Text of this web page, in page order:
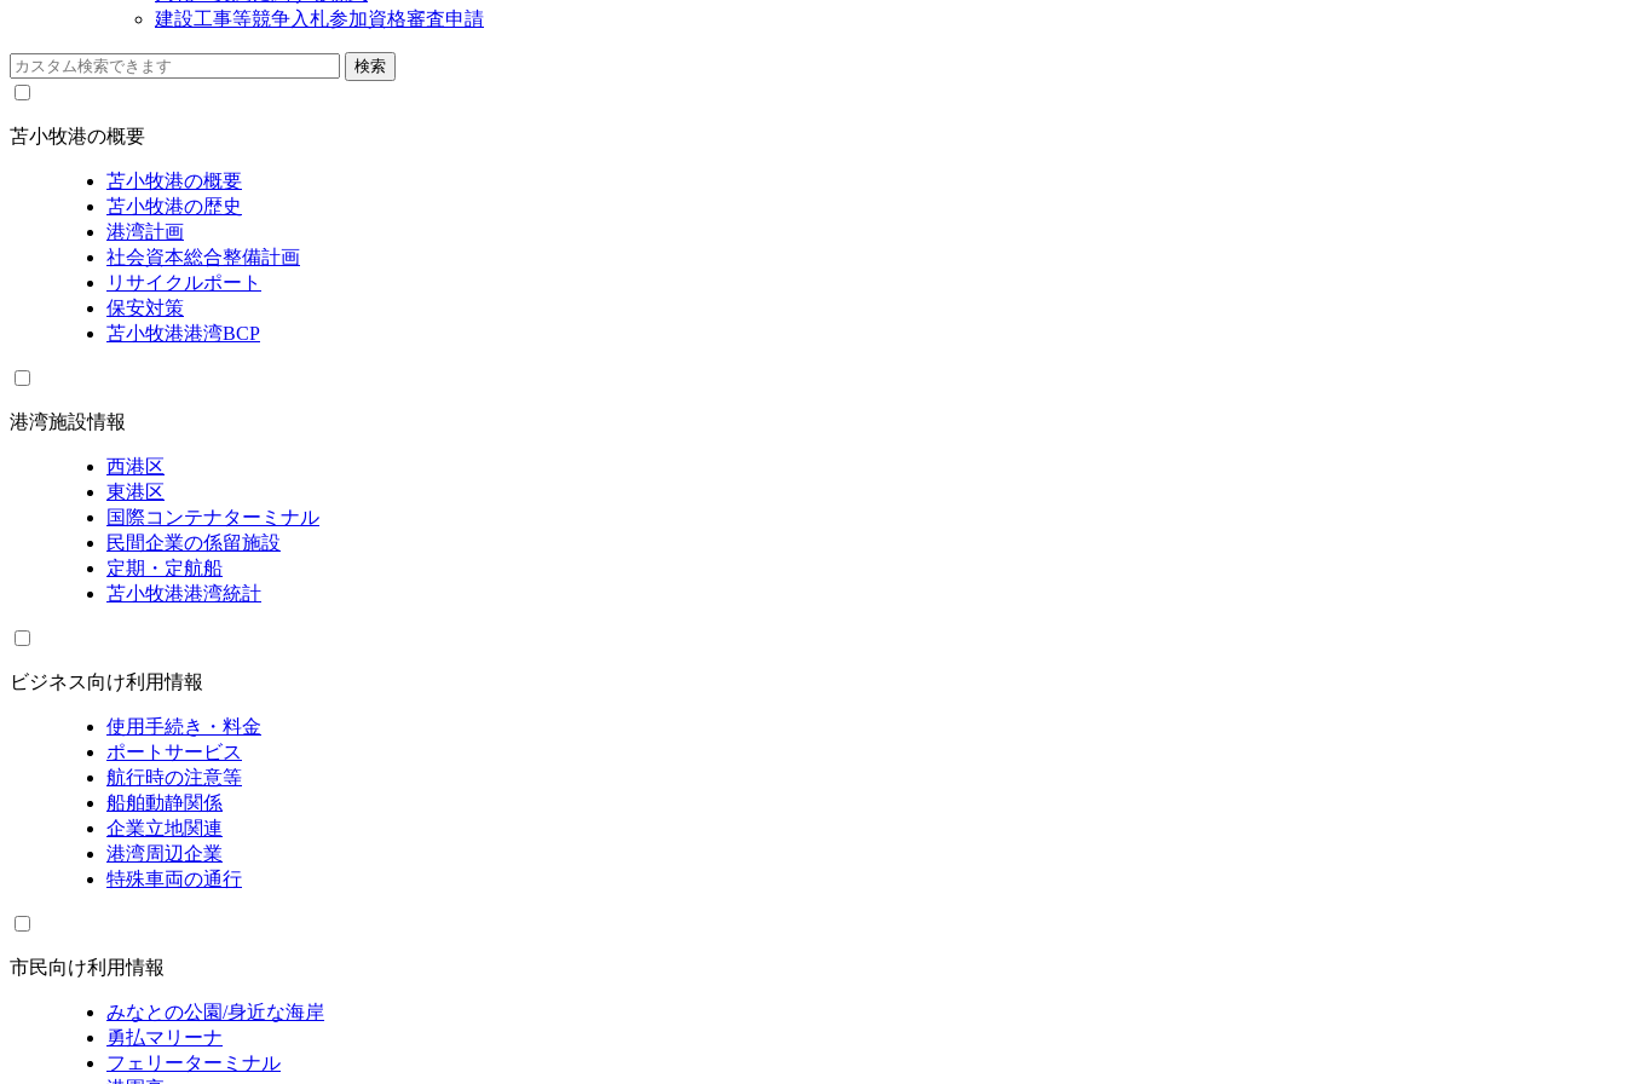
建設工事等競争入札参加資格審査申請
苫小牧港の概要
苫小牧港の概要
苫小牧港の歴史
港湾計画
社会資本総合整備計画
リサイクルポート
保安対策
苫小牧港港湾BCP
港湾施設情報
西港区
東港区
国際コンテナターミナル
民間企業の係留施設
定期・定航船
苫小牧港港湾統計
ビジネス向け利用情報
使用手続き・料金
ポートサービス
航行時の注意等
船舶動静関係
企業立地関連
港湾周辺企業
特殊車両の通行
市民向け利用情報
みなとの公園/身近な海岸
勇払マリーナ
フェリーターミナル